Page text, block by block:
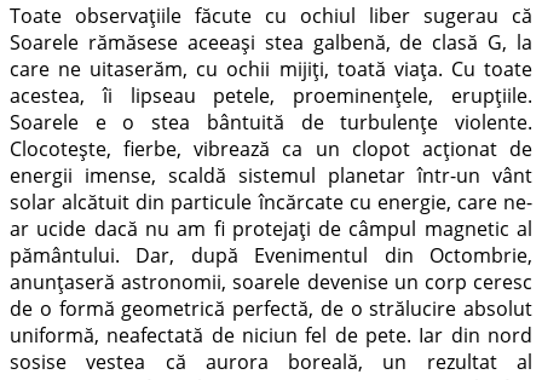
Toate observaţiile făcute cu ochiul liber sugerau că
Soarele rămăsese aceeaşi stea galbenă, de clasă G, la
care ne uitaserăm, cu ochii mijiţi, toată viaţa. Cu toate
acestea, îi lipseau petele, proeminenţele, erupţiile.
Soarele e o stea bântuită de turbulenţe violente.
Clocoteşte, fierbe, vibrează ca un clopot acţionat de
energii imense, scaldă sistemul planetar într-un vânt
solar alcătuit din particule încărcate cu energie, care ne-
ar ucide dacă nu am fi protejaţi de câmpul magnetic al
pământului. Dar, după Evenimentul din Octombrie,
anunţaseră astronomii, soarele devenise un corp ceresc
de o formă geometrică perfectă, de o strălucire absolut
uniformă, neafectată de niciun fel de pete. Iar din nord
sosise vestea că aurora boreală, un rezultat al